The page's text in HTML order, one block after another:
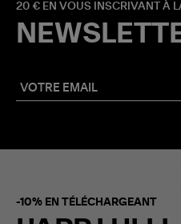
20 € EN VOUS INSCRIVANT À
-10% EN TÉLÉCHARGEANT